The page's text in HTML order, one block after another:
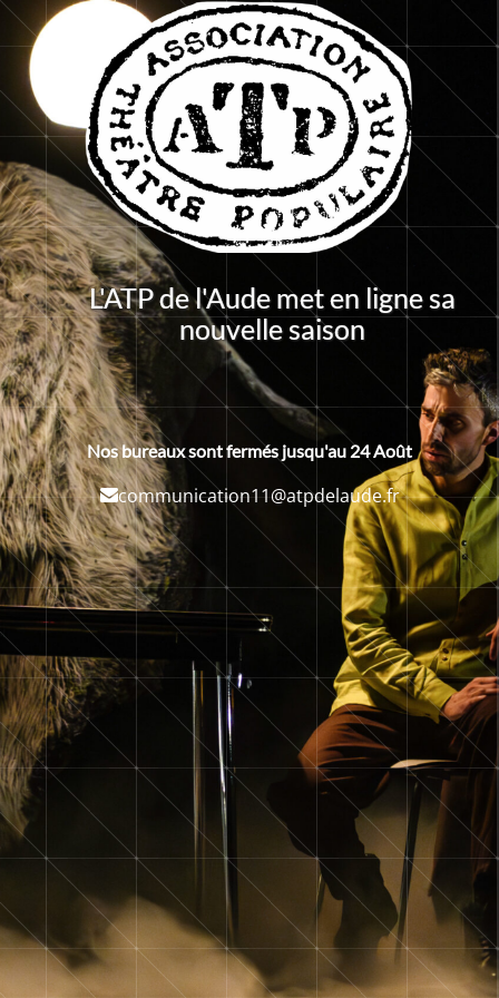
L'ATP de l'Aude met en ligne sa
nouvelle saison
Nos bureaux sont fermés jusqu'au 24 Août
communication11@atpdelaude.fr